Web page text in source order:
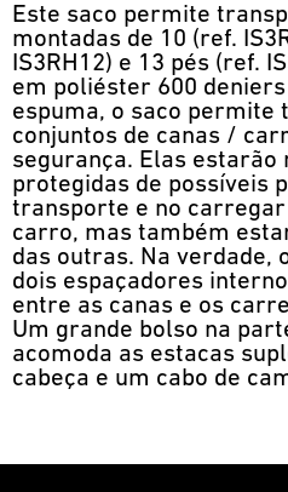
Este saco permite
montadas de 10 (ref.
IS3RH12) e 13 pés (ref.
em poliéster 600
espuma, o saco permite
conjuntos de canas /
segurança. Elas estarão
protegidas de possíveis
transporte e no
carro, mas também
das outras. Na verdade,
dois espaçadores
entre as canas e os
Um grande bolso na
acomoda as estacas
cabeça e um cabo de